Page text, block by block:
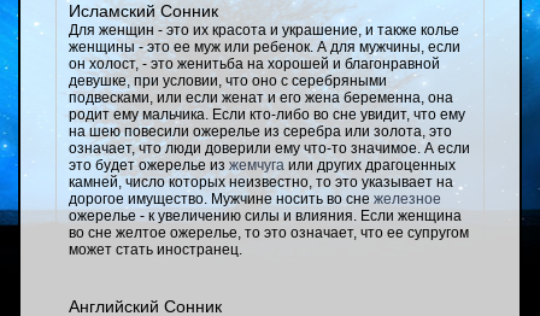
Исламский Сонник
Для женщин - это их красота и украшение, и также колье
женщины - это ее муж или ребенок. А для мужчины, если
он холост, - это женитьба на хорошей и благонравной
девушке, при условии, что оно с серебряными
подвесками, или если женат и его жена беременна, она
родит ему мальчика. Если кто-либо во сне увидит, что ему
на шею повесили ожерелье из серебра или золота, это
означает, что люди доверили ему что-то значимое. А если
это будет ожерелье из жемчуга или других драгоценных
камней, число которых неизвестно, то это указывает на
дорогое имущество. Мужчине носить во сне железное
ожерелье - к увеличению силы и влияния. Если женщина
во сне желтое ожерелье, то это означает, что ее супругом
может стать иностранец.
Английский Сонник